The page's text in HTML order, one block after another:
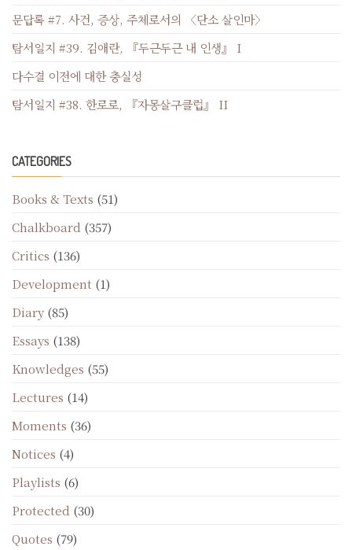
문답록 #7. 사건, 증상, 주체로서의 〈단소 살인마〉
탐서일지 #39. 김애란, 『두근두근 내 인생』 I
다수결 이전에 대한 충실성
탐서일지 #38. 한로로, 『자몽살구클럽』 II
CATEGORIES
Books & Texts (51)
Chalkboard (357)
Critics (136)
Development (1)
Diary (85)
Essays (138)
Knowledges (55)
Lectures (14)
Moments (36)
Notices (4)
Playlists (6)
Protected (30)
Quotes (79)